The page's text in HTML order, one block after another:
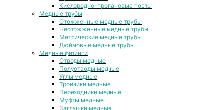
Кислородно-пропановые посты
Медные трубы
Отожженные медные трубы
Неотожженные медные трубы
Метрические медные трубы
Дюймовые медные трубы
Медные фитинги
Отводы медные
Полуотводы медные
Углы медные
Тройники медные
Переходники медные
Муфты медные
Заглушки медные